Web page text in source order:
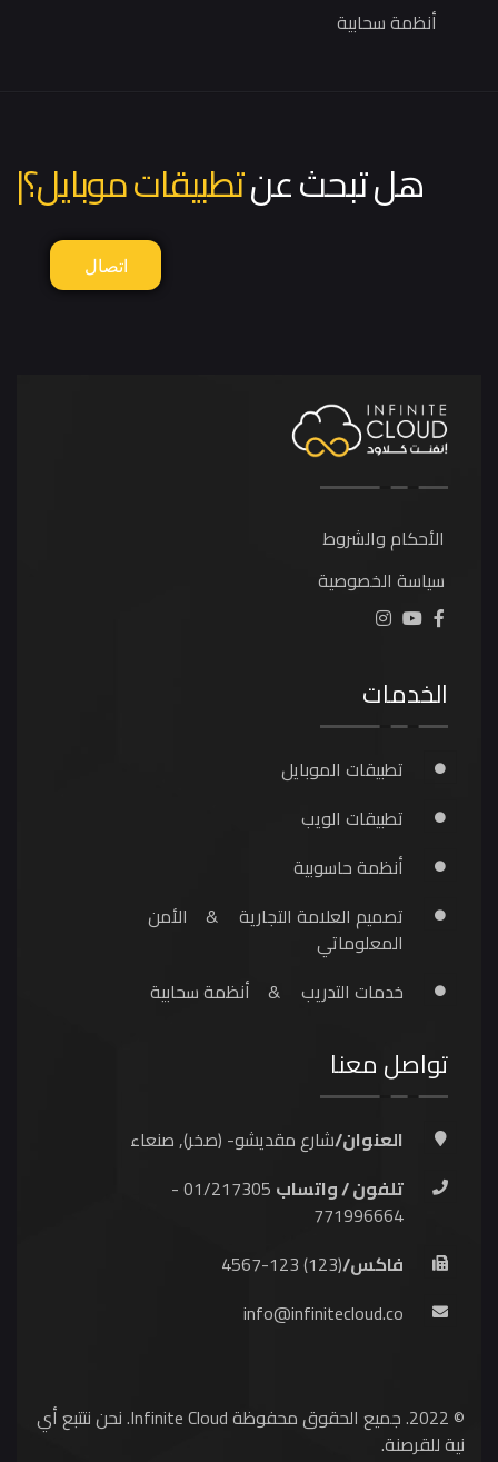
أنظمة سحابية
هل تبحث عنتطبيقات موبايل؟|
اتصال
الأحكام والشروط
سياسة الخصوصية
الخدمات
تطبيقات الموبايل
تطبيقات الويب
أنظمة حاسوبية
تصميم العلامة التجارية
&
الأمن
المعلوماتي
خدمات التدريب
& أنظمة سحابية
تواصل معنا
العنوان/شارع مقديشو- (صخر), صنعاء
تلفون / واتساب
01/217305 -
771996664
فاكس/(123) 123-4567
info@infinitecloud.co
© 2022. جميع الحقوق محفوظة Infinite Cloud. نحن نتتبع أي
للقرصنة.